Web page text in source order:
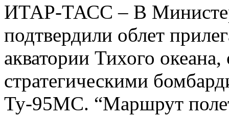
ИТАР-ТАСС – В
подтвердили облет
акватории Тихого
стратегическими
Ту-95МС. “Маршрут